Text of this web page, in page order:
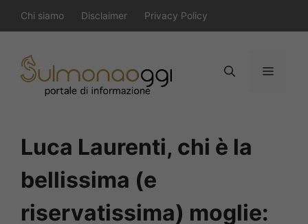
al
contenuto
Chi siamo Disclaimer Privacy Policy
Menu
Luca Laurenti, chi è la
bellissima (e
riservatissima) moglie: